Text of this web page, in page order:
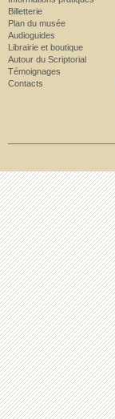
Billetterie
Plan du musée
Audioguides
Librairie et boutique
Autour du Scriptorial
Témoignages
Contacts